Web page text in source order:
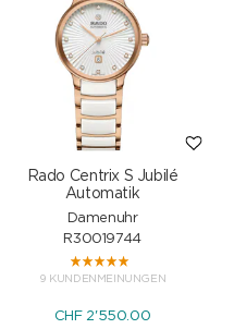
Rado Centrix S Jubilé
Automatik
Damenuhr
R30019744
9 KUNDENMEINUNGEN
CHF 2'550.00